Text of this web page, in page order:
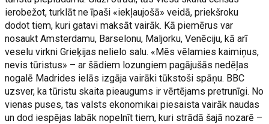
ierobežot, turklāt ne īpaši «iekļaujošā» veidā, priekšroku
dodot tiem, kuri gatavi maksāt vairāk. Kā piemērus var
nosaukt Amsterdamu, Barselonu, Maljorku, Venēciju, kā arī
veselu virkni Grieķijas nelielo salu. «Mēs vēlamies kaimiņus,
nevis tūristus» – ar šādiem lozungiem pagājušās nedēļas
nogalē Madrides ielās izgāja vairāki tūkstoši spāņu. BBC
uzsver, ka tūristu skaita pieaugums ir vērtējams pretrunīgi. No
vienas puses, tas valsts ekonomikai piesaista vairāk naudas
un dod iespējas labāk nopelnīt tiem, kuri strādā šajā nozarē –